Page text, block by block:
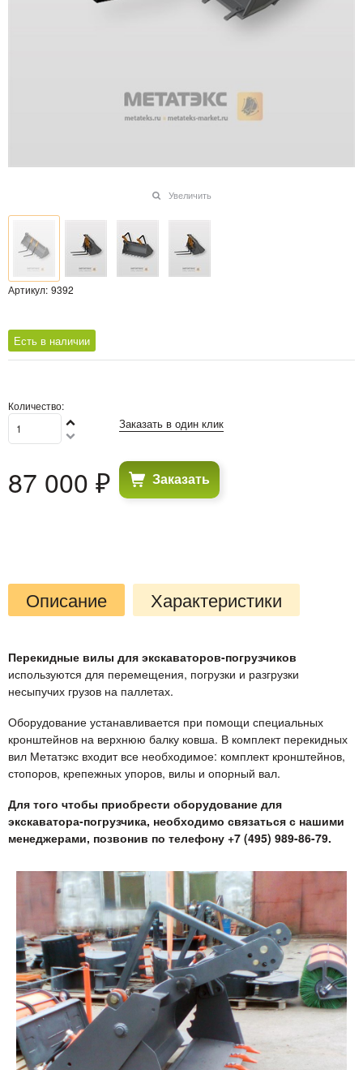
Увеличить
Артикул: 9392
Есть в наличии
Количество:
87 000 ₽
Заказать в один клик
Заказать
Описание Характеристики
Перекидные вилы для экскаваторов-погрузчиков
используются для перемещения, погрузки и разгрузки
несыпучих грузов на паллетах.
Оборудование устанавливается при помощи специальных
кронштейнов на верхнюю балку ковша. В комплект перекидных
вил Метатэкс входит все необходимое: комплект кронштейнов,
стопоров, крепежных упоров, вилы и опорный вал.
Для того чтобы приобрести оборудование для
экскаватора-погрузчика, необходимо связаться с нашими
менеджерами, позвонив по телефону +7 (495) 989-86-79.